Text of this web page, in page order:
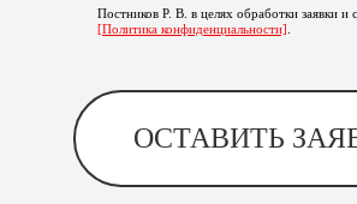
Постников Р. В. в целях обработки заявки и
[Политика конфиденциальности]
ОСТАВИТЬ